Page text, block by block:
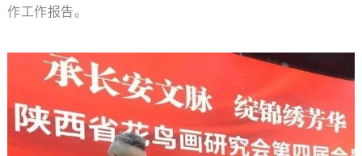
作工作报告。